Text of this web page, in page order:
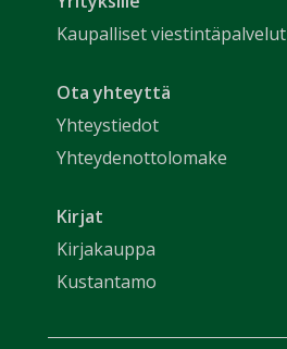
Kaupalliset viestintäpalvelut
Ota yhteyttä
Yhteystiedot
Yhteydenottolomake
Kirjat
Kirjakauppa
Kustantamo